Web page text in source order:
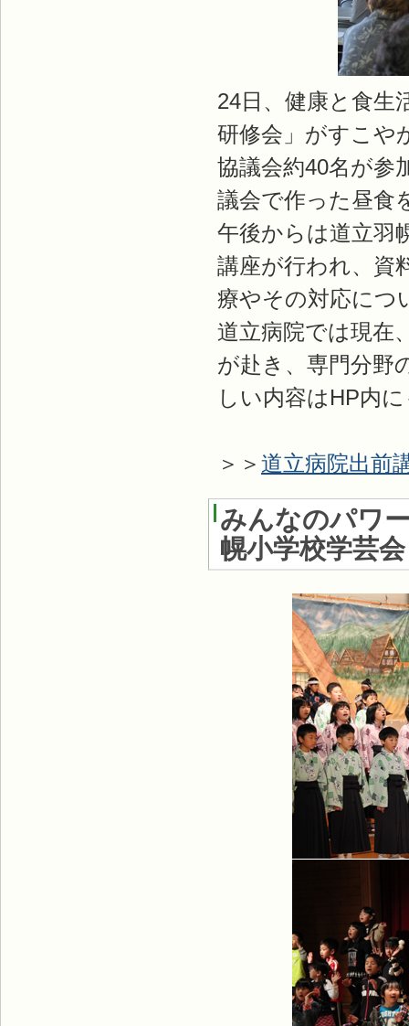
24日、健康と食生
研修会」がすこや
協議会約40名が参
議会で作った昼食
午後からは道立羽
講座が行われ、資
療やその対応につ
道立病院では現在
が赴き、専門分野
しい内容はHP内
＞＞ 道立病院出前
みんなのパワ
幌小学校学芸会